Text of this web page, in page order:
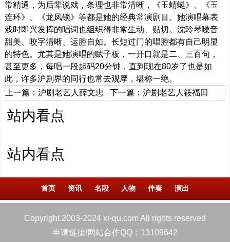
常精通，为后辈说戏，条理也非常清晰，《玉蜻蜓》、《玉
连环》、《龙凤锁》等都是她的经典常演剧目。她演唱幕表
戏时即兴发挥的唱词也组织得非常生动、贴切。沈玲琴嗓音
甜美、咬字清晰、运腔自如。长短过门的唱腔都有自己明显
的特色。尤其是她演唱的赋子板，一开口就是二、三百句，
甚至更多，每唱一段起码20分钟，直到现在80岁了也是如
此，许多沪剧界的同行也常去观摩，堪称一绝。
上一篇：沪剧老艺人薛文忠 下一篇：沪剧老艺人筱福田
站内看点
站内看点
首页 资讯 名段 人物 伴奏 演出
Copyright 2003-2024 xi-qu.com All rights reserved
申请链接/网站合作QQ：13109642